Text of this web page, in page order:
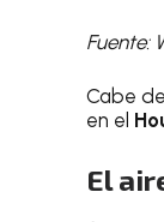
Fuente:
Cabe
en el
El